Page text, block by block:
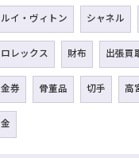
ルイ・ヴィトン シャネル
ロレックス 財布 出張買
金券 骨董品 切手 高
金